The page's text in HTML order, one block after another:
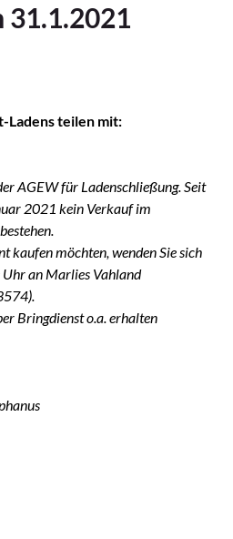
31.1.2021
Ladens teilen mit:
AGEW für Ladenschließung.Seit
2021 kein Verkauf im
kaufen möchten, wenden Sie sich
an Marlies Vahland
Bringdienst o.a. erhalten